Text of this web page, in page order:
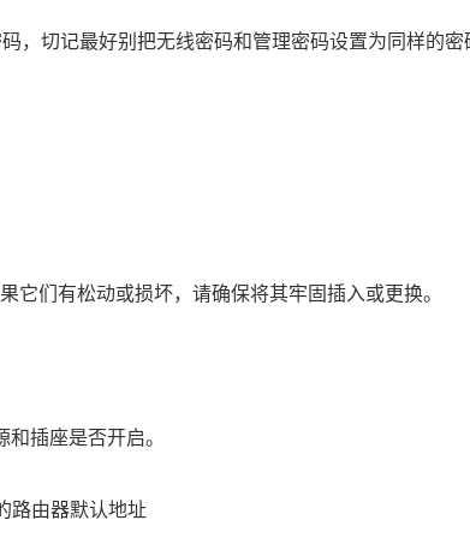
，切记最好别把无线密码和管理密码设置为同样的密
们有松动或损坏，请确保将其牢固插入或更换。
插座是否开启。
路由器默认地址